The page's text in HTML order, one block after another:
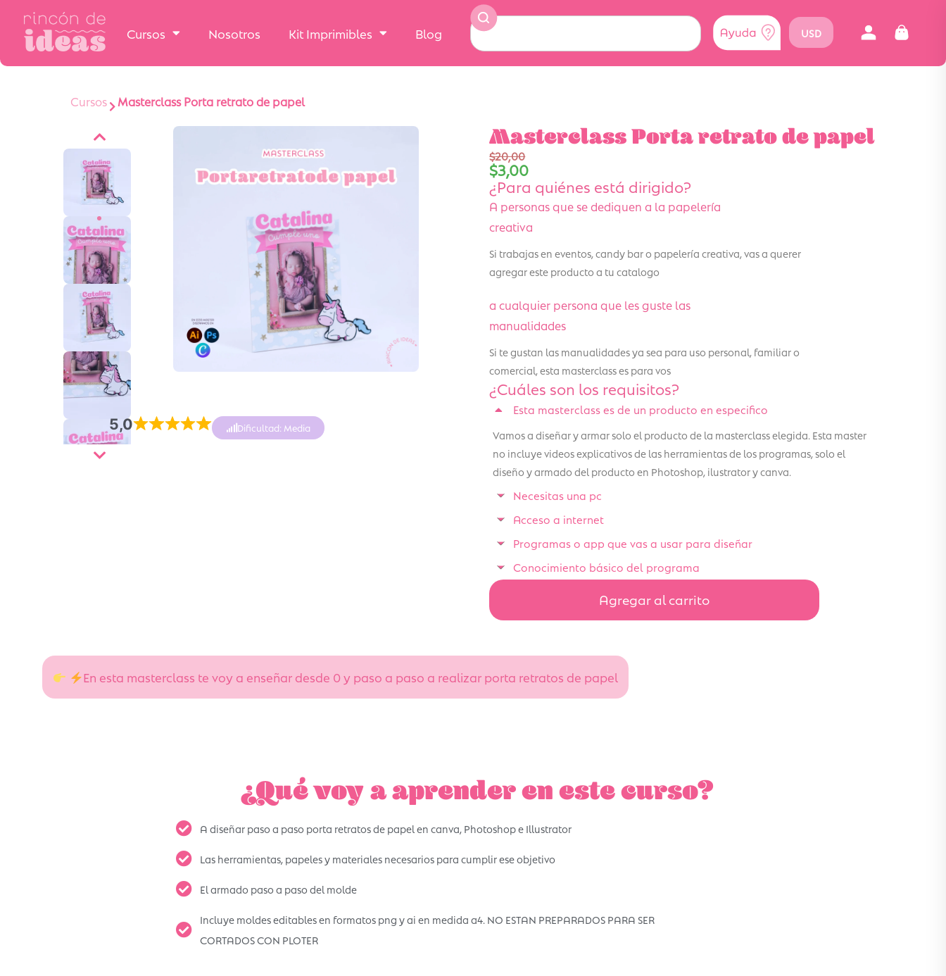
Cursos Nosotros Kit Imprimibles Blog USD
Cursos Masterclass Porta retrato de papel
5,0 Dificultad: Media
Masterclass Porta retrato de papel
$20,00
$3,00
¿Para quiénes está dirigido?
A personas que se dediquen a la papelería
creativa
Si trabajas en eventos, candy bar o papelería creativa, vas a querer
agregar este producto a tu catalogo
a cualquier persona que les guste las
manualidades
Si te gustan las manualidades ya sea para uso personal, familiar o
comercial, esta masterclass es para vos
¿Cuáles son los requisitos?
Esta masterclass es de un producto en especifico
Vamos a diseñar y armar solo el producto de la masterclass elegida. Esta master
no incluye videos explicativos de las herramientas de los programas, solo el
diseño y armado del producto en Photoshop, ilustrator y canva.
Necesitas una pc
Acceso a internet
Programas o app que vas a usar para diseñar
Conocimiento básico del programa
Agregar al carrito
En esta masterclass te voy a enseñar desde 0 y paso a paso a realizar porta retratos de papel
¿Qué voy a aprender en este curso?
A diseñar paso a paso porta retratos de papel en canva, Photoshop e Illustrator
Las herramientas, papeles y materiales necesarios para cumplir ese objetivo
El armado paso a paso del molde
Incluye moldes editables en formatos png y ai en medida a4. NO ESTAN PREPARADOS PARA SER
CORTADOS CON PLOTER